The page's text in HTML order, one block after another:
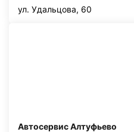
ул. Удальцова, 60
Автосервис Алтуфьево